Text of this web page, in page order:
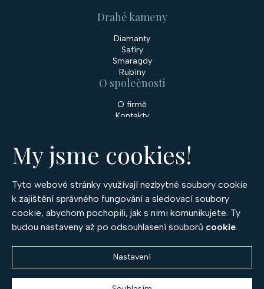
My jsme cookies!
Tyto webové stránky využívají nezbytné soubory cookie
k zajištění správného fungování a sledovací soubory
cookie, abychom pochopili, jak s nimi komunikujete. Ty
budou nastaveny až po odsouhlasení souborů cookie.
Nastavení
Drahé kameny
Diamanty
Safíry
Smaragdy
Rubíny
O společnosti
O firmě
Kontakty
Služby
Zakázková výroba šperků
Nakupování
Obchodní podmínky
GDPR